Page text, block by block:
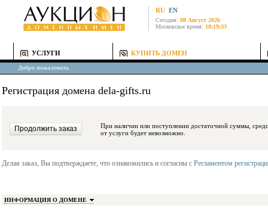
RU EN
Сегодня: 08 Август 2026
Московское время: 18:19:33
УСЛУГИ КУПИТЬ ДОМЕН
Добро пожаловать
Регистрация домена dela-gifts.ru
При наличии или поступлении достаточной суммы, средства будут
от услуги будет невозможно.
Делая заказ, Вы подтверждаете, что ознакомились и согласны с Регламентом
ИНФОРМАЦИЯ О ДОМЕНЕ